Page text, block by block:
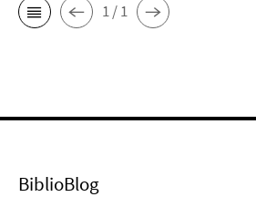
1 / 1
BiblioBlog